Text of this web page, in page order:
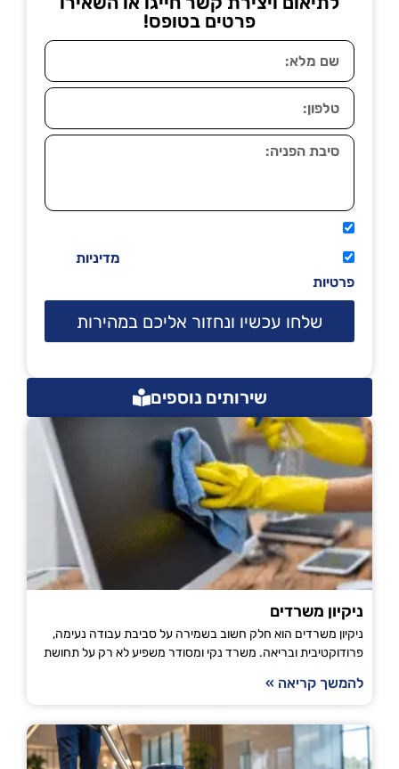
פרטים בטופס!
מדיניות
פרטיות
שלחו עכשיו ונחזור אליכם במהירות
שירותים נוספים
ניקיון משרדים
ניקיון משרדים הוא חלק חשוב בשמירה על סביבת עבודה נעימה,
פרודוקטיבית ובריאה. משרד נקי ומסודר משפיע לא רק על תחושת
להמשך קריאה »